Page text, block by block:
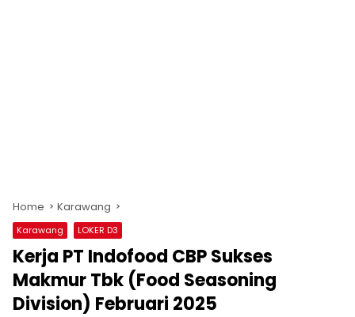
Home Karawang
Karawang LOKER D3
Kerja PT Indofood CBP Sukses
Makmur Tbk (Food Seasoning
Division) Februari 2025